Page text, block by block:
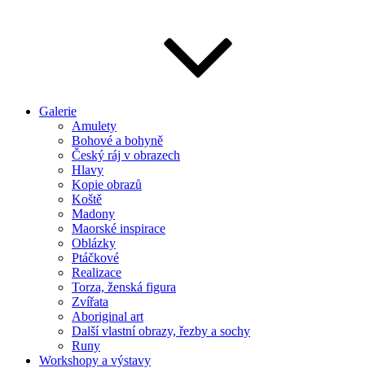
Galerie
Amulety
Bohové a bohyně
Český ráj v obrazech
Hlavy
Kopie obrazů
Koště
Madony
Maorské inspirace
Oblázky
Ptáčkové
Realizace
Torza, ženská figura
Zvířata
Aboriginal art
Další vlastní obrazy, řezby a sochy
Runy
Workshopy a výstavy